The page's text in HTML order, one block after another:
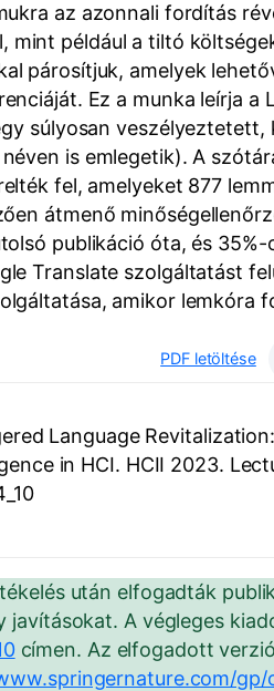
az azonnali fordítás
például a tiltó
párosítjuk, amelyek
Ez a munka leírja
súlyosan
is emlegetik). A
fel, amelyeket 877
átmenő
publikáció óta, és
Translate szolgáltatást
amikor lemkóra
PDF letöltése
Language
in HCI. HCII 2023.
után elfogadták
A végleges
címen. Az elfogadott